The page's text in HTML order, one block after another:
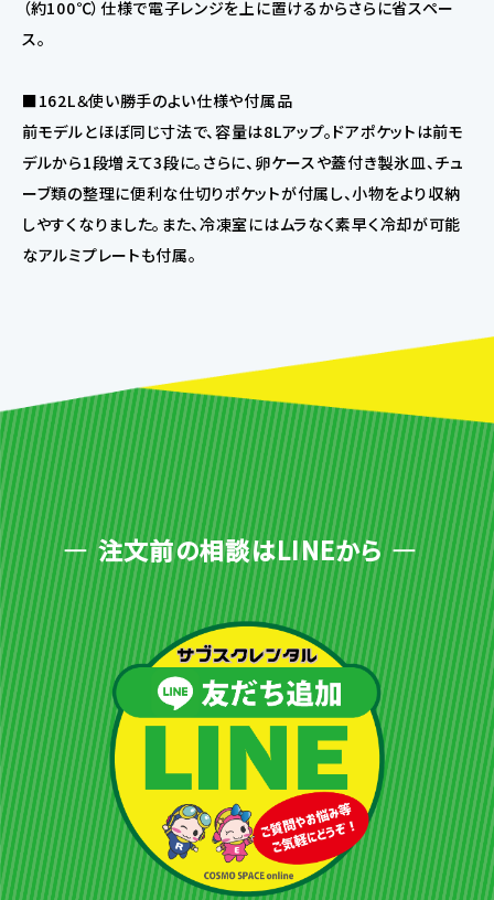
（約100℃）仕様で電子レンジを上に置けるからさらに省スペー
ス。
■162L＆使い勝手のよい仕様や付属品
前モデルとほぼ同じ寸法で、容量は8Lアップ。ドアポケットは前モ
デルから1段増えて3段に。さらに、卵ケースや蓋付き製氷皿、チュ
ーブ類の整理に便利な仕切りポケットが付属し、小物をより収納
しやすくなりました。また、冷凍室にはムラなく素早く冷却が可能
なアルミプレートも付属。
注文前の相談はLINEから